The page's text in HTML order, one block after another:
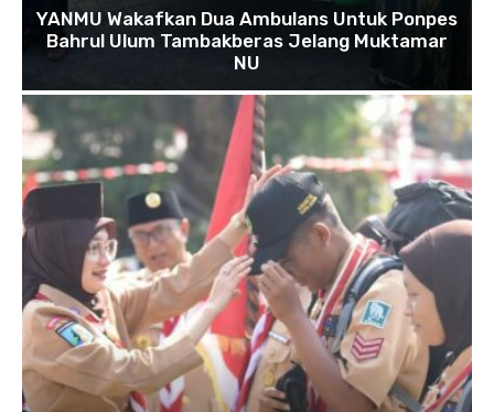
YANMU Wakafkan Dua Ambulans Untuk Ponpes
Bahrul Ulum Tambakberas Jelang Muktamar
NU